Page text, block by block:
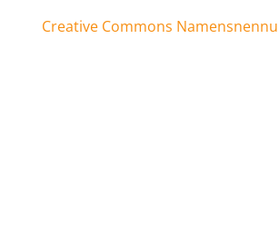
Creative Commons